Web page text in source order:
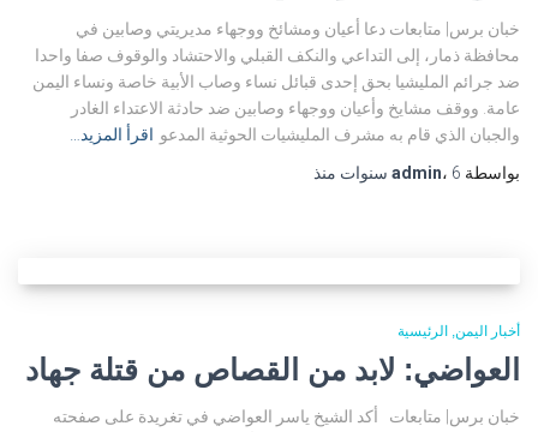
خبان برس| متابعات دعا أعيان ومشائخ ووجهاء مديريتي وصابين في
محافظة ذمار، إلى التداعي والنكف القبلي والاحتشاد والوقوف صفا واحدا
ضد جرائم المليشيا بحق إحدى قبائل نساء وصاب الأبية خاصة ونساء اليمن
عامة. ووقف مشايخ وأعيان ووجهاء وصابين ضد حادثة الاعتداء الغادر
والجبان الذي قام به مشرف المليشيات الحوثية المدعو اقرأ المزيد…
بواسطة
admin، 6 سنوات منذ
أخبار اليمن الرئيسية
العواضي: لابد من القصاص من قتلة جهاد
خبان برس| متابعات أكد الشيخ ياسر العواضي في تغريدة على صفحته